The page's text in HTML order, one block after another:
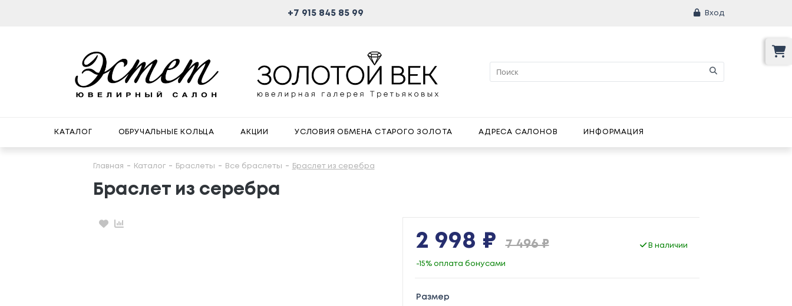
+7 915 845 85 99 Вход
КАТАЛОГ ОБРУЧАЛЬНЫЕ КОЛЬЦА АКЦИИ УСЛОВИЯ ОБМЕНА СТАРОГО ЗОЛОТА АДРЕСА САЛОНОВ ИНФОРМАЦИЯ
Главная Каталог Браслеты Все браслеты Браслет из серебра
Браслет из серебра
Избранное
Сравнение
2 998 ₽ 7 496 ₽ В наличии
-15% оплата бонусами
Размер